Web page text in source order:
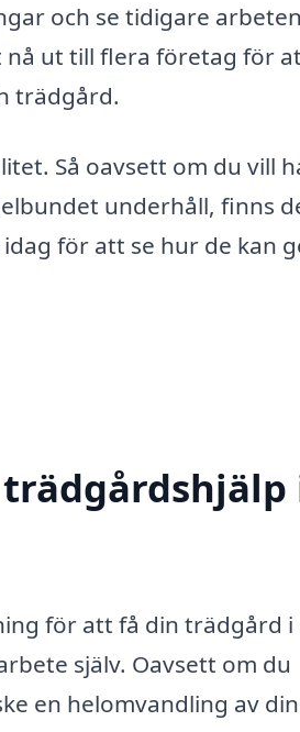
och se tidigare
nå ut till flera företag för
trädgård.
Så oavsett om du vill
underhåll, finns
för att se hur de kan
för att få din trädgård i
själv. Oavsett om du
en helomvandling av din